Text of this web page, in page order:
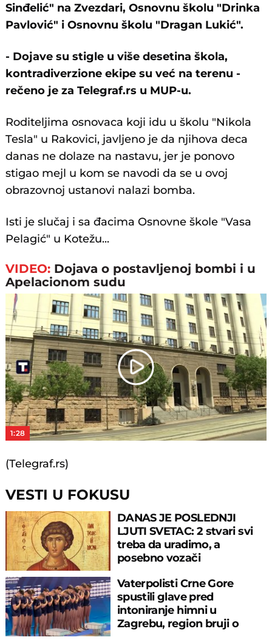
Sinđelić" na Zvezdari, Osnovnu školu "Drinka
Pavlović" i Osnovnu školu "Dragan Lukić".
- Dojave su stigle u više desetina škola,
kontradiverzione ekipe su već na terenu -
rečeno je za Telegraf.rs u MUP-u.
Roditeljima osnovaca koji idu u školu "Nikola
Tesla" u Rakovici, javljeno je da njihova deca
danas ne dolaze na nastavu, jer je ponovo
stigao mejl u kom se navodi da se u ovoj
obrazovnoj ustanovi nalazi bomba.
Isti je slučaj i sa đacima Osnovne škole "Vasa
Pelagić" u Kotežu...
VIDEO: Dojava o postavljenoj bombi i u
Apelacionom sudu
Play
Video
1:28
(Telegraf.rs)
VESTI U FOKUSU
DANAS JE POSLEDNJI
LJUTI SVETAC: 2 stvari svi
treba da uradimo, a
posebno vozači
Vaterpolisti Crne Gore
spustili glave pred
intoniranje himni u
Zagrebu, region bruji o